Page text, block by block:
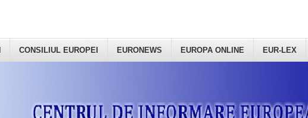
CONSILIUL EUROPEI EURONEWS EUROPA ONLINE EUR-LEX